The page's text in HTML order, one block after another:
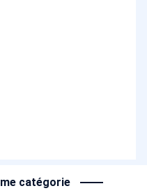
catégorie